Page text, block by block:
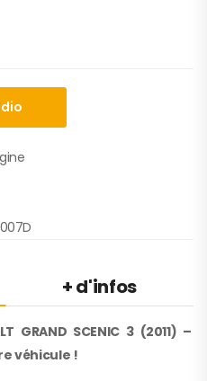
+ d'infos
GRAND SCENIC 3 (2011) –
véhicule !